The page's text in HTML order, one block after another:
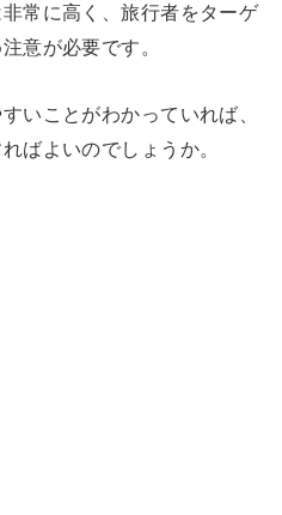
常に高く、旅行者をターゲ
意が必要です。
いことがわかっていれば、
ばよいのでしょうか。